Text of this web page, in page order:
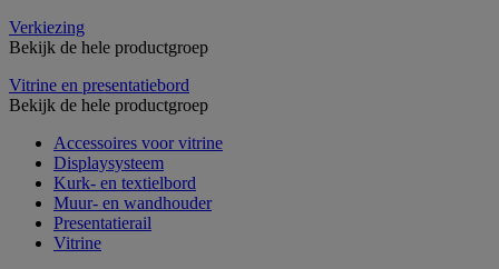
Verkiezing
Bekijk de hele productgroep
Vitrine en presentatiebord
Bekijk de hele productgroep
Accessoires voor vitrine
Displaysysteem
Kurk- en textielbord
Muur- en wandhouder
Presentatierail
Vitrine